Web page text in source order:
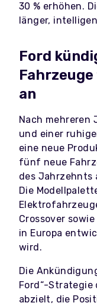
30 % erhöhen.
länger,
Ford
an
Nach mehreren
und einer
eine neue
fünf neue
des Jahrzehnts
Die
Crossover
in Europa
wird.
Die
Ford“-Strategie
abzielt, die